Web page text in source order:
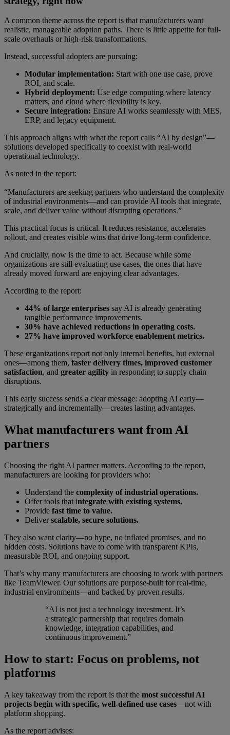
A common theme across the report is that manufacturers want
realistic, manageable adoption paths. There is little appetite for full-
scale overhauls or high-risk transformations.
Instead, successful adopters are pursuing:
Modular implementation: Start with one use case, prove
ROI, and scale.
Hybrid deployment: Use edge computing where latency
matters, and cloud where flexibility is key.
Secure integration: Ensure AI works seamlessly with MES,
ERP, and legacy equipment.
This approach aligns with what the report calls “AI by design”—
solutions developed specifically to coexist with real-world
operational technology.
As noted in the report:
“Manufacturers are seeking partners who understand the complexity
of industrial environments—and can provide AI tools that integrate,
scale, and deliver value without disrupting operations.”
This practical focus is critical. It reduces resistance, accelerates
rollout, and creates visible wins that drive long-term confidence.
And crucially, now is the time to act. Because while some
organizations are still evaluating use cases, the ones that have
already moved forward are enjoying clear advantages.
According to the report:
44% of large enterprises say AI is already generating
tangible performance improvements.
30% have achieved reductions in operating costs.
27% have improved workforce enablement metrics.
These organizations report not only internal benefits, but external
ones—among them, faster delivery times, improved customer
satisfaction, and greater agility in responding to supply chain
disruptions.
This early success sends a clear message: adopting AI early—
strategically and incrementally—creates lasting advantages.
What manufacturers want from AI
partners
Choosing the right AI partner matters. According to the report,
manufacturers are looking for providers who:
Understand the complexity of industrial operations.
Offer tools that integrate with existing systems.
Provide fast time to value.
Deliverscalable, secure solutions.
They also want clarity—no hype, no inflated promises, and no
hidden costs. Solutions have to come with transparent KPIs,
measurable ROI, and ongoing support.
That’s why many manufacturers are choosing to work with partners
like TeamViewer. Our solutions are purpose-built for real-time,
industrial environments—and backed by proven results.
“AI is not just a technology investment. It’s
a strategic partnership that requires domain
knowledge, integration capabilities, and
continuous improvement.”
How to start: Focus on problems, not
platforms
A key takeaway from the report is that the most successful AI
projects begin with specific, well-defined use cases—not with
platform shopping.
As the report advises: